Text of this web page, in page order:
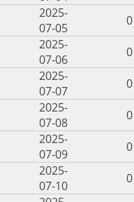
2025-
07-05
0
2025-
07-06
0
2025-
07-07
0
2025-
07-08
0
2025-
07-09
0
2025-
07-10
0